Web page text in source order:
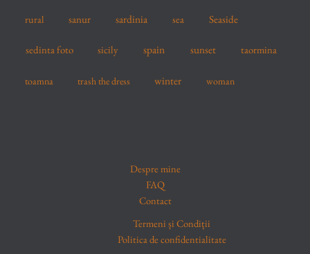
rural sanur sardinia sea Seaside
sedinta foto sicily spain sunset taormina
toamna trash the dress winter woman
Despre mine
FAQ
Contact
Termeni și Condiții
Politica de confidentialitate